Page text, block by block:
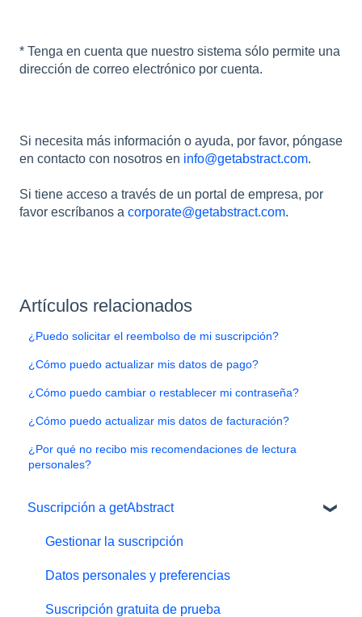
* Tenga en cuenta que nuestro sistema sólo permite una
dirección de correo electrónico por cuenta.
Si necesita más información o ayuda, por favor, póngase
en contacto con nosotros en info@getabstract.com.
Si tiene acceso a través de un portal de empresa, por
favor escríbanos a corporate@getabstract.com.
Artículos relacionados
¿Puedo solicitar el reembolso de mi suscripción?
¿Cómo puedo actualizar mis datos de pago?
¿Cómo puedo cambiar o restablecer mi contraseña?
¿Cómo puedo actualizar mis datos de facturación?
¿Por qué no recibo mis recomendaciones de lectura
personales?
Suscripción a getAbstract
Gestionar la suscripción
Datos personales y preferencias
Suscripción gratuita de prueba